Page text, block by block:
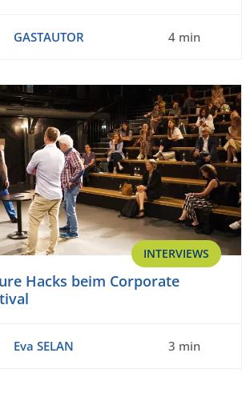
GASTAUTOR 4 min
INTERVIEWS
Hacks beim Corporate
Eva SELAN 3 min